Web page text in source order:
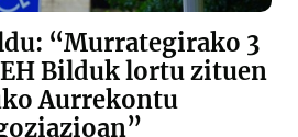
“Murrategirako 3
Bilduk lortu zituen
Aurrekontu